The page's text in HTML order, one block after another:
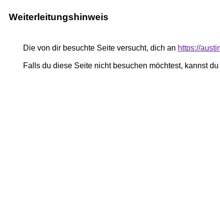
Weiterleitungshinweis
Die von dir besuchte Seite versucht, dich an https://
Falls du diese Seite nicht besuchen möchtest, kannst du